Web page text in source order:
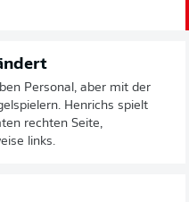
Personal, aber mit der
Henrichs spielt
rechten Seite,
links.